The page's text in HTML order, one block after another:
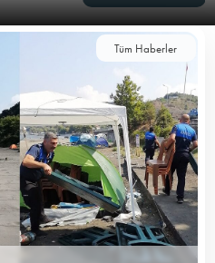
Tüm Haberler